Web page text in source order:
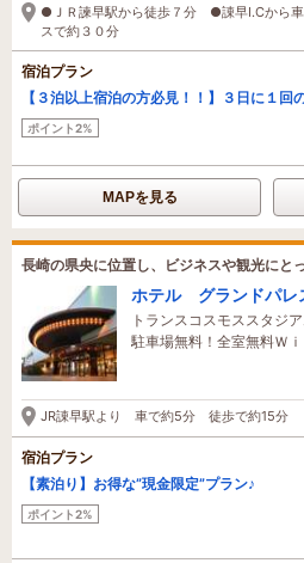
●ＪＲ諫早駅から徒歩７分 ●諌早I.Cから
スで約３０分
宿泊プラン
【３泊以上宿泊の方必見！！】３日に１
ポイント2%
MAPを見る
長崎の県央に位置し、ビジネスや観光にと
ホテル グランドパレ
トランスコスモススタジ
駐車場無料！全室無料Ｗｉ
JR諌早駅より 車で約5分 徒歩で約15分
宿泊プラン
【素泊り】お得な”現金限定”プラン♪
ポイント2%